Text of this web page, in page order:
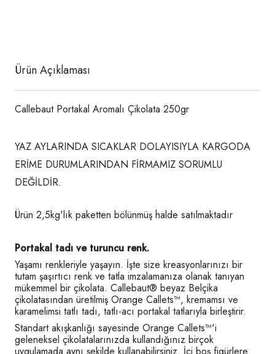
Ürün Açıklaması
Callebaut Portakal Aromalı Çikolata 250gr
YAZ AYLARINDA SICAKLAR DOLAYISIYLA KARGODA
ERİME DURUMLARINDAN FİRMAMIZ SORUMLU
DEĞİLDİR.
Ürün 2,5kg'lık paketten bölünmüş halde satılmaktadır
Portakal tadı ve turuncu renk.
Yaşamı renkleriyle yaşayın. İşte size kreasyonlarınızı bir
tutam şaşırtıcı renk ve tatla imzalamanıza olanak tanıyan
mükemmel bir çikolata. Callebaut® beyaz Belçika
çikolatasından üretilmiş Orange Callets™, kremamsı ve
karamelimsi tatlı tadı, tatlı-acı portakal tatlarıyla birleştirir.
Standart akışkanlığı sayesinde Orange Callets™'i
geleneksel çikolatalarınızda kullandığınız birçok
uygulamada aynı şekilde kullanabilirsiniz. İçi boş figürlere